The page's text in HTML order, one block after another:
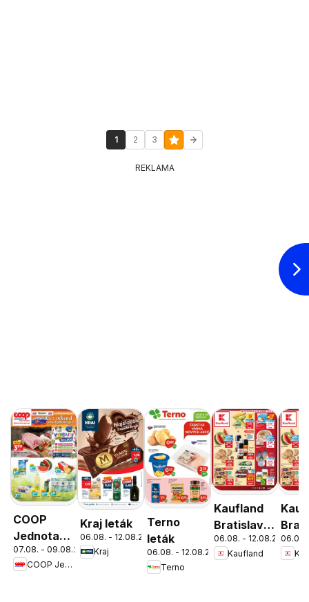
1 2 3
REKLAMA
COOP
Jednota
cez víkend
ešte
07.08. - 09.08.2026
COOP Jednota
Kraj leták
06.08. - 12.08.2026
Kraj
Terno
leták
06.08. - 12.08.2026
Terno
Kaufland
Bratislava-
Patrónka
leták
06.08. - 12.08.2026
Kaufland
Nové
06.08.